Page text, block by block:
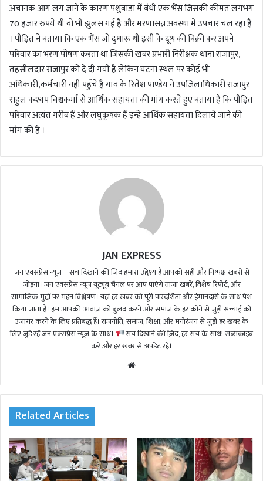
m
a
i
l
अचानक आग लग जाने के कारण पशुबाडा में बंधी एक भैंस जिसकी कीमत लगभग
70 हजार रुपये थी वो भी झुलस गई है और मरणासन्न अवस्था मे उपचार चल रहा है
। पीड़ित ने बताया कि एक भैंस जो दुधारू थी इसी के दूध की बिक्री कर अपने
परिवार का भरण पोषण करता था जिसकी खबर प्रभारी निरीक्षक थाना राजापुर,
तहसीलदार राजापुर को दे दीं गयी है लेकिन घटना स्थल पर कोई भी
अधिकारी,कर्मचारी नही पहुँचे हैं गांव के रितेश पाण्डेय ने उपजिलाधिकारी राजापुर
राहुल कश्यप विश्वकर्मा से आर्थिक सहायता की मांग करते हुए बताया है कि पीड़ित
परिवार अत्यंत गरीब हैं और लघुकृषक हैं इन्हें आर्थिक सहायता दिलाये जाने की
मांग की हैं ।
JAN EXPRESS
जन एक्सप्रेस न्यूज़ – सच दिखाने की ज़िद हमारा उद्देश्य है आपको सही और निष्पक्ष खबरों से
जोड़ना। जन एक्सप्रेस न्यूज़ यूट्यूब चैनल पर आप पाएंगे ताजा खबरें, विशेष रिपोर्ट, और
सामाजिक मुद्दों पर गहन विश्लेषण। यहां हर खबर को पूरी पारदर्शिता और ईमानदारी के साथ पेश
किया जाता है। हम आपकी आवाज़ को बुलंद करने और समाज के हर कोने से जुड़ी सच्चाई को
उजागर करने के लिए प्रतिबद्ध हैं। राजनीति, समाज, शिक्षा, और मनोरंजन से जुड़ी हर खबर के
लिए जुड़े रहें जन एक्सप्रेस न्यूज़ के साथ।
सच दिखाने की ज़िद, हर सच के साथ! सब्सक्राइब
करें और हर खबर से अपडेट रहें।
te
Related Articles